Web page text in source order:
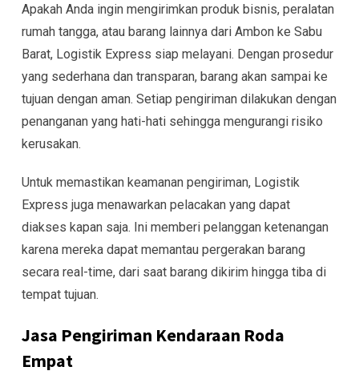
Apakah Anda ingin mengirimkan produk bisnis, peralatan
rumah tangga, atau barang lainnya dari Ambon ke Sabu
Barat, Logistik Express siap melayani. Dengan prosedur
yang sederhana dan transparan, barang akan sampai ke
tujuan dengan aman. Setiap pengiriman dilakukan dengan
penanganan yang hati-hati sehingga mengurangi risiko
kerusakan.
Untuk memastikan keamanan pengiriman, Logistik
Express juga menawarkan pelacakan yang dapat
diakses kapan saja. Ini memberi pelanggan ketenangan
karena mereka dapat memantau pergerakan barang
secara real-time, dari saat barang dikirim hingga tiba di
tempat tujuan.
Jasa Pengiriman Kendaraan Roda
Empat